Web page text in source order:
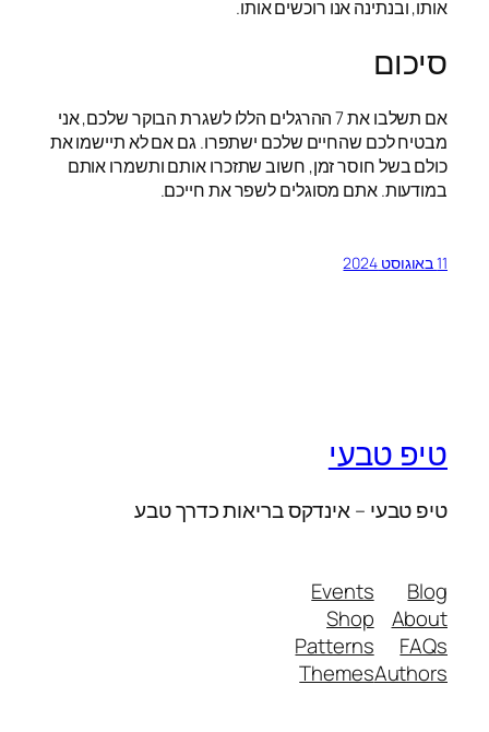
אותו, ובנתינה אנו רוכשים אותו.
סיכום
אם תשלבו את 7 ההרגלים הללו לשגרת הבוקר שלכם, אני
מבטיח לכם שהחיים שלכם ישתפרו. גם אם לא תיישמו את
כולם בשל חוסר זמן, חשוב שתזכרו אותם ותשמרו אותם
במודעות. אתם מסוגלים לשפר את חייכם.
11 באוגוסט 2024
טיפ טבעי
טיפ טבעי – אינדקס בריאות כדרך טבע
Blog
About
FAQs
Authors
Events
Shop
Patterns
Themes